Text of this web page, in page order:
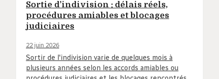
Sortie d’indivision : délais réels,
procédures amiables et blocages
judiciaires
22 juin 2026
Sortir de l'indivision varie de quelques mois à
plusieurs années selon les accords amiables ou